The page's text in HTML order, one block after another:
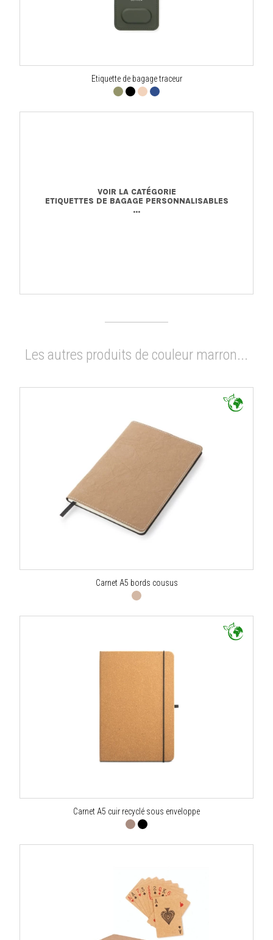
Etiquette de bagage traceur
VOIR LA CATÉGORIE
ETIQUETTES DE BAGAGE PERSONNALISABLES
...
Les autres produits de couleur marron...
Carnet A5 bords cousus
Carnet A5 cuir recyclé sous enveloppe